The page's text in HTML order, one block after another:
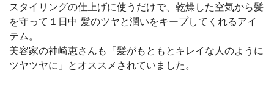
スタイリングの仕上げに使うだけで、乾燥した空気から髪
を守って１日中 髪のツヤと潤いをキープしてくれるアイ
テム。
美容家の神崎恵さんも「髪がもともとキレイな人のように
ツヤツヤに」とオススメされていました。